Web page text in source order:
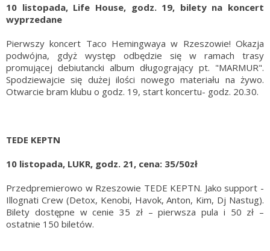
10 listopada, Life House, godz. 19, bilety na koncert
wyprzedane
Pierwszy koncert Taco Hemingwaya w Rzeszowie! Okazja
podwójna, gdyż występ odbędzie się w ramach trasy
promującej debiutancki album długogrający pt. "MARMUR".
Spodziewajcie się dużej ilości nowego materiału na żywo.
Otwarcie bram klubu o godz. 19, start koncertu- godz. 20.30.
TEDE KEPTN
10 listopada, LUKR, godz. 21, cena: 35/50zł
Przedpremierowo w Rzeszowie TEDE KEPTN. Jako support -
Illognati Crew (Detox, Kenobi, Havok, Anton, Kim, Dj Nastug).
Bilety dostępne w cenie 35 zł – pierwsza pula i 50 zł –
ostatnie 150 biletów.